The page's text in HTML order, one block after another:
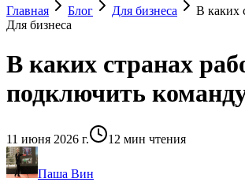
Главная Блог Для бизнеса
В каких
Для бизнеса
В каких странах
подключить
11 июня 2026 г. 12 мин чтения
Паша Вин